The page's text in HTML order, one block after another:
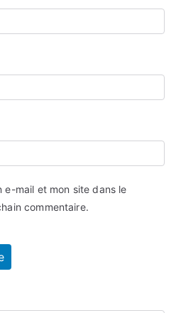
e-mail et mon site dans le
commentaire.